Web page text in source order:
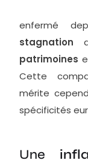
enfermé
stagnation
patrimoines
Cette
mérite
spécificités
Une